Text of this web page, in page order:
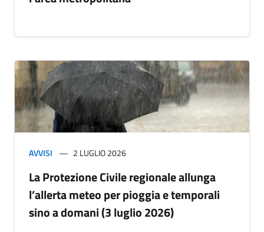
AVVISI 2 LUGLIO 2026
La Protezione Civile regionale allunga
l’allerta meteo per pioggia e temporali
sino a domani (3 luglio 2026)